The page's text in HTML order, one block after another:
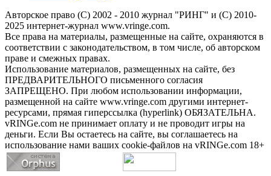
Авторское право (С) 2002 - 2010 журнал "РИНГ" и (С) 2010-
2025 интернет-журнал www.vringe.com.
Все права на материалы, размещенные на сайте, охраняются в
соответствии с законодательством, в том числе, об авторском
праве и смежных правах.
Использование материалов, размещенных на сайте, без
ПРЕДВАРИТЕЛЬНОГО письменного согласия
ЗАПРЕЩЕНО. При любом использовании информации,
размещенной на сайте www.vringe.com другими интернет-
ресурсами, прямая гиперссылка (hyperlink) ОБЯЗАТЕЛЬНА.
vRINGe.com не принимает оплату и не проводит игры на
деньги. Если Вы остаетесь на сайте, вы соглашаетесь на
использование нами ваших cookie-файлов на vRINGe.com 18+